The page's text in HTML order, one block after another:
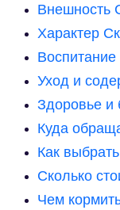
Внешность
Характер
Уход и
Здоровье и
Куда
Как
Сколько
Чем